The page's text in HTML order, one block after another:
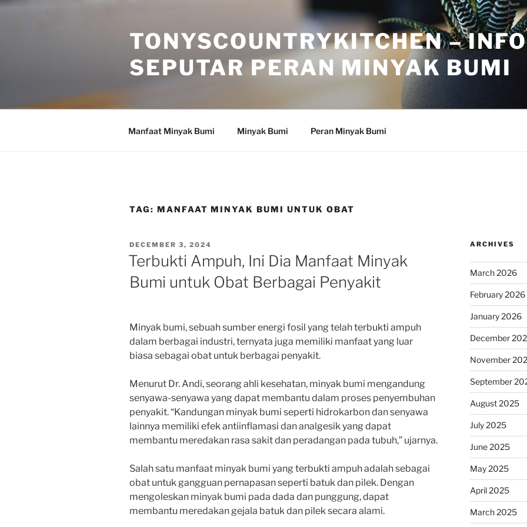
Skip
TONYSCOUNTRYKITCHEN –
SEPUTAR PERAN MINYAK BUMI
Manfaat Minyak Bumi Minyak Bumi Peran Minyak Bumi
TAG: MANFAAT MINYAK BUMI UNTUK OBAT
POSTED
ON
DECEMBER 3, 2024
Terbukti Ampuh, Ini Dia Manfaat Minyak
Bumi untuk Obat Berbagai Penyakit
Minyak bumi, sebuah sumber energi fosil yang telah terbukti ampuh
dalam berbagai industri, ternyata juga memiliki manfaat yang luar
biasa sebagai obat untuk berbagai penyakit.
Menurut Dr. Andi, seorang ahli kesehatan, minyak bumi mengandung
senyawa-senyawa yang dapat membantu dalam proses penyembuhan
penyakit. “Kandungan minyak bumi seperti hidrokarbon dan senyawa
lainnya memiliki efek antiinflamasi dan analgesik yang dapat
membantu meredakan rasa sakit dan peradangan pada tubuh,” ujarnya.
Salah satu manfaat minyak bumi yang terbukti ampuh adalah sebagai
obat untuk gangguan pernapasan seperti batuk dan pilek. Dengan
mengoleskan minyak bumi pada dada dan punggung, dapat
membantu meredakan gejala batuk dan pilek secara alami.
ARCHIVES
March 2026
February 2026
January 2026
December
November
September
August 2025
July 2025
June 2025
May 2025
April 2025
March 2025